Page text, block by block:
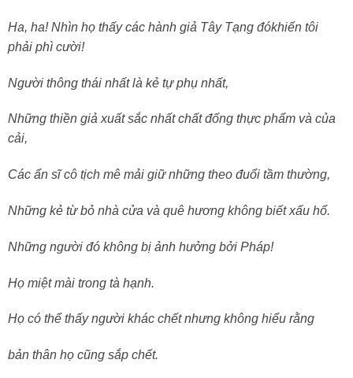
Ha, ha! Nhìn họ thấy các hành giả Tây Tạng đókhiến tôi
phải phì cười!
Người thông thái nhất là kẻ tự phụ nhất,
Những thiền giả xuất sắc nhất chất đống thực phẩm và của
cải,
Các ẩn sĩ cô tịch mê mải giữ những theo đuổi tầm thường,
Những kẻ từ bỏ nhà cửa và quê hương không biết xấu hổ.
Những người đó không bị ảnh hưởng bởi Pháp!
Họ miệt mài trong tà hạnh.
Họ có thể thấy người khác chết nhưng không hiểu rằng
bản thân họ cũng sắp chết.